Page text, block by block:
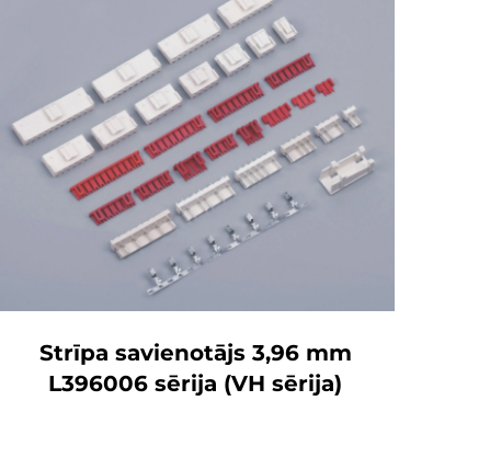
Strīpa savienotājs 3,96 mm
L396006 sērija (VH sērija)